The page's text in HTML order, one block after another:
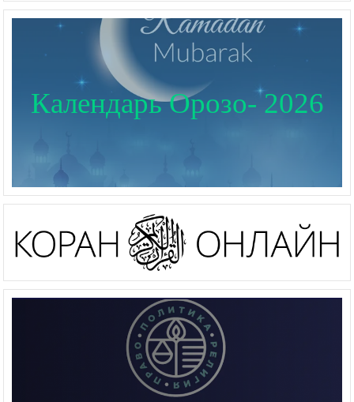
Календарь Орозо- 2026